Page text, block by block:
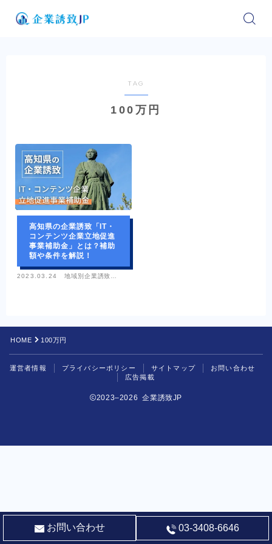
TAG
100万円
高知県の企業誘致「IT・
コンテンツ企業立地促進
事業補助金」とは？補助
額や条件を解説！
2023.03.24
地域別企業誘致情
お問い合わせ 03-3408-6646
HOME 100万円
運営者情報 プライバシーポリシー サイトマップ
お問い合わせ
広告掲載
2023–2026 企業誘致JP